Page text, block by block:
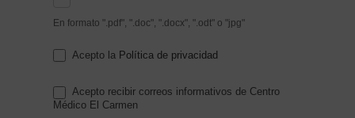
En formato ".pdf", ".doc", ".docx", ".odt" o "jpg"
Acepto la Política de privacidad
Acepto recibir correos informativos de Centro
Médico El Carmen